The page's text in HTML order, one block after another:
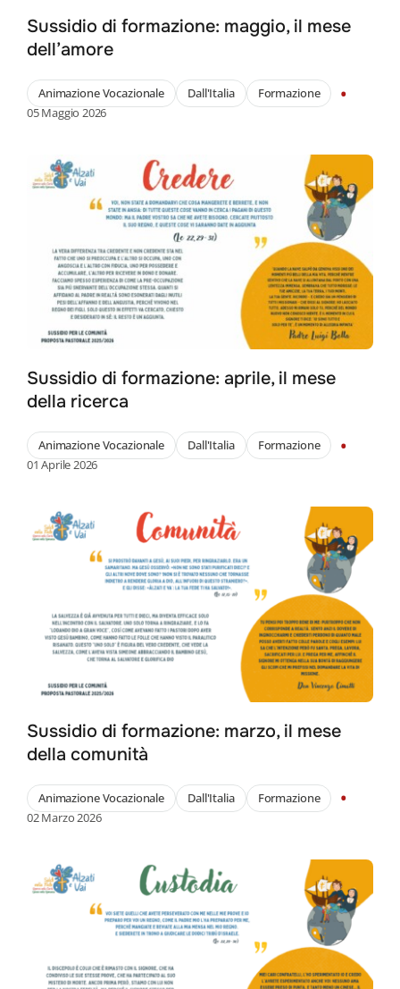
Sussidio di formazione: maggio, il mese
dell’amore
Animazione Vocazionale Dall'Italia Formazione •
05 Maggio 2026
Sussidio di formazione: aprile, il mese
della ricerca
Animazione Vocazionale Dall'Italia Formazione •
01 Aprile 2026
Sussidio di formazione: marzo, il mese
della comunità
Animazione Vocazionale Dall'Italia Formazione •
02 Marzo 2026